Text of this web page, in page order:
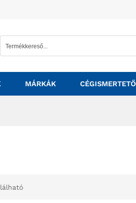
MÁRKÁK CÉGISMERTETŐ